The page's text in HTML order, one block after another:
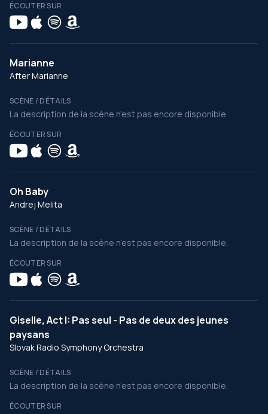
ÉCOUTER SUR
Marianne
After Marianne
SCÈNE / DÉTAILS
La description de la scène n’est pas encore disponible.
ÉCOUTER SUR
Oh Baby
Andrej Melita
SCÈNE / DÉTAILS
La description de la scène n’est pas encore disponible.
ÉCOUTER SUR
Giselle, Act I: Pas seul - Pas de deux des jeunes
paysans
Slovak Radio Symphony Orchestra
SCÈNE / DÉTAILS
La description de la scène n’est pas encore disponible.
ÉCOUTER SUR